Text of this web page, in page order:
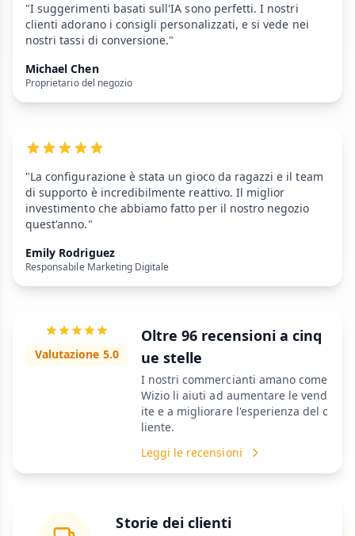
"I suggerimenti basati sull'IA sono perfetti. I nostri
clienti adorano i consigli personalizzati, e si vede nei
nostri tassi di conversione."
Michael Chen
Proprietario del negozio
"La configurazione è stata un gioco da ragazzi e il team
di supporto è incredibilmente reattivo. Il miglior
investimento che abbiamo fatto per il nostro negozio
quest'anno."
Emily Rodriguez
Responsabile Marketing Digitale
Valutazione 5.0
Oltre 96 recensioni a cinq
ue stelle
I nostri commercianti amano come
Wizio li aiuti ad aumentare le vend
ite e a migliorare l'esperienza del c
liente.
Leggi le recensioni
Storie dei clienti